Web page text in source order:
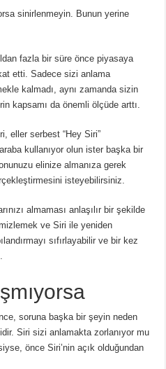
sinirlenmeyin. Bunun yerine
fazla bir süre önce piyasaya
etti.Sadece sizi anlama
kalmadı, aynı zamanda sizin
kapsamı da önemli ölçüde arttı.
eller serbest “Hey Siri”
kullanıyor olun ister başka bir
elinize almanıza gerek
isteyebilirsiniz.
almaması anlaşılır bir şekilde
ve Siri ile yeniden
sıfırlayabilir ve bir kez
soruna başka bir şeyin neden
Siri sizi anlamakta zorlanıyor mu
önce Siri’nin açık olduğundan